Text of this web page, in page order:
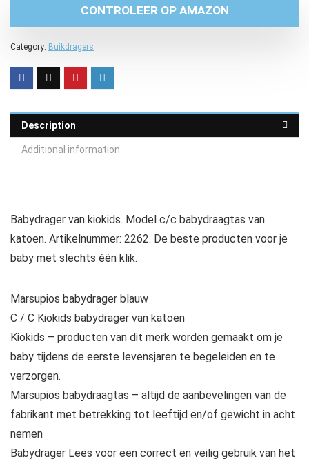
CONTROLEER OP AMAZON
Category: Buikdragers
Description
Additional information
Babydrager van kiokids. Model c/c babydraagtas van
katoen. Artikelnummer: 2262. De beste producten voor je
baby met slechts één klik.
Marsupios babydrager blauw
C / C Kiokids babydrager van katoen
Kiokids – producten van dit merk worden gemaakt om je
baby tijdens de eerste levensjaren te begeleiden en te
verzorgen.
Marsupios babydraagtas – altijd de aanbevelingen van de
fabrikant met betrekking tot leeftijd en/of gewicht in acht
nemen
Babydrager Lees voor een correct en veilig gebruik van het